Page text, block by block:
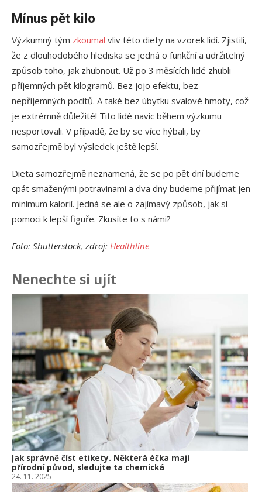
Mínus pět kilo
Výzkumný tým zkoumal vliv této diety na vzorek lidí. Zjistili,
že z dlouhodobého hlediska se jedná o funkční a udržitelný
způsob toho, jak zhubnout. Už po 3 měsících lidé zhubli
příjemných pět kilogramů. Bez jojo efektu, bez
nepříjemných pocitů. A také bez úbytku svalové hmoty, což
je extrémně důležité! Tito lidé navíc během výzkumu
nesportovali. V případě, že by se více hýbali, by
samozřejmě byl výsledek ještě lepší.
Dieta samozřejmě neznamená, že se po pět dní budeme
cpát smaženými potravinami a dva dny budeme přijímat jen
minimum kalorií. Jedná se ale o zajímavý způsob, jak si
pomoci k lepší figuře. Zkusíte to s námi?
Foto: Shutterstock, zdroj: Healthline
Nenechte si ujít
Jak správně číst etikety. Některá éčka mají
přírodní původ, sledujte ta chemická
24. 11. 2025